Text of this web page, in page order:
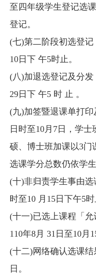
至四年级学生登记选
登记。
(七)第二阶段初选登记
10日下 午5时止。
(八)加退选登记及分发
29日下 午5 时 止 。
(九)加签暨退课单打印
日时至10月7日，学士
硕、博士班加课以3门
选课学分总数仍依学
(十)非归责学生事由选
时至10 月15日下午5时
(十一)已选上课程「允
110年8月 31日至10月
(十二)网络确认选课结
日。